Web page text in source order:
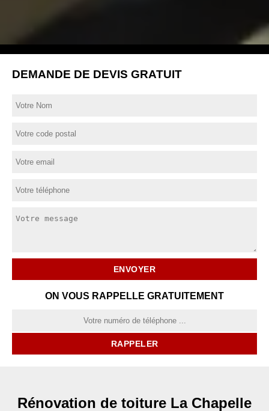
DEMANDE DE DEVIS GRATUIT
ON VOUS RAPPELLE GRATUITEMENT
Rénovation de toiture La Chapelle